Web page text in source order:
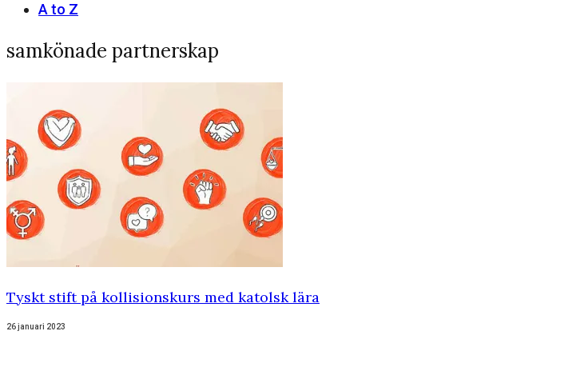
A to Z
samkönade partnerskap
Tyskt stift på kollisionskurs med katolsk lära
26 januari 2023